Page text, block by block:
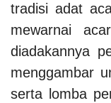
tradisi adat
mewarnai
diadakannya
menggambar
serta lomba